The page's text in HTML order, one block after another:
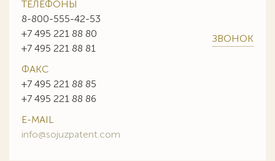
ТЕЛЕФОНЫ
8-800-555-42-53
+7 495 221 88 80
+7 495 221 88 81
ЗВОНОК
ФАКС
+7 495 221 88 85
+7 495 221 88 86
E-MAIL
info@sojuzpatent.com